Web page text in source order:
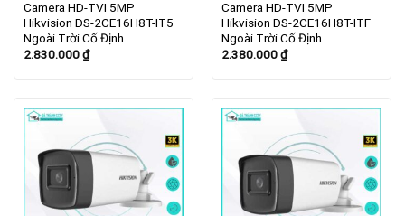
Camera HD-TVI 5MP
Hikvision DS-2CE16H8T-IT5
Ngoài Trời Cố Định
2.830.000₫
Camera HD-TVI 5MP
Hikvision DS-2CE16H8T-ITF
Ngoài Trời Cố Định
2.380.000₫